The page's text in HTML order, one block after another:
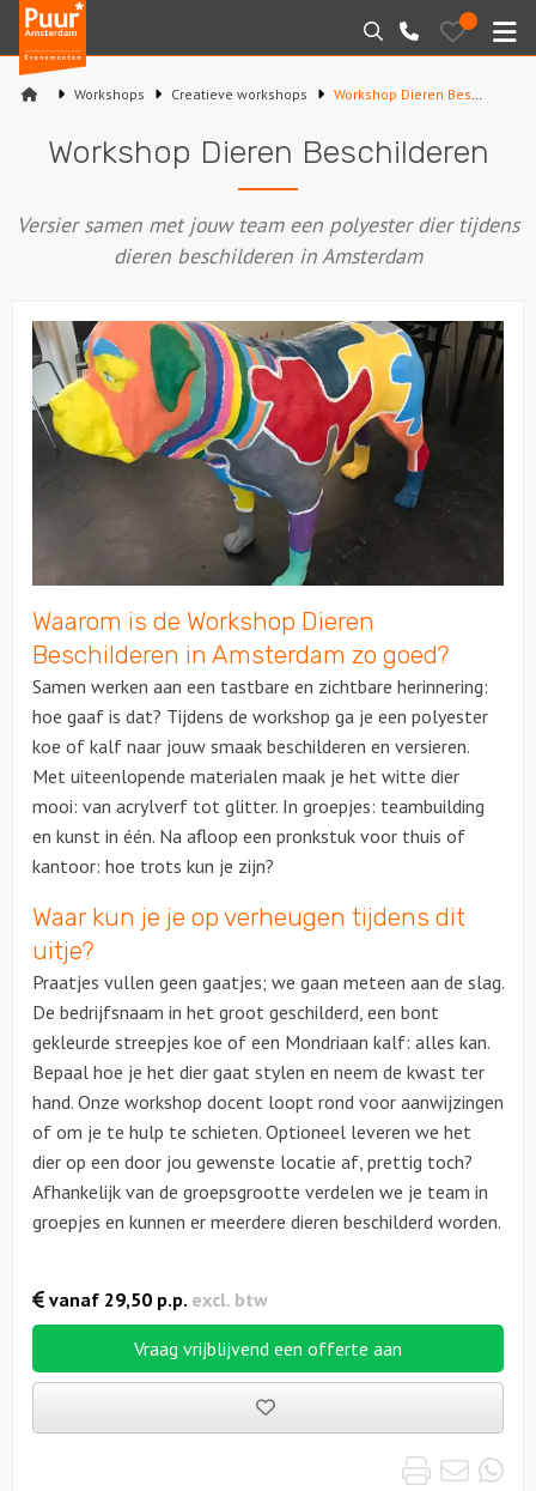
Puur*
Amsterdam
bedrijfsuitjes
Zoeken
020-
6260016
Bewaarde
uitjes
Varen
Workshops
Rondleidingen
Locaties
Feesten
Over ons
Workshops Creatieve workshops Workshop Dieren Beschilderen
Workshop Dieren Beschilderen
Versier samen met jouw team een polyester dier tijdens
dieren beschilderen in Amsterdam
Waarom is de Workshop Dieren
Beschilderen in Amsterdam zo goed?
Samen werken aan een tastbare en zichtbare herinnering:
hoe gaaf is dat? Tijdens de workshop ga je een polyester
koe of kalf naar jouw smaak beschilderen en versieren.
Met uiteenlopende materialen maak je het witte dier
mooi: van acrylverf tot glitter. In groepjes: teambuilding
en kunst in één. Na afloop een pronkstuk voor thuis of
kantoor: hoe trots kun je zijn?
Waar kun je je op verheugen tijdens dit
uitje?
Praatjes vullen geen gaatjes; we gaan meteen aan de slag.
De bedrijfsnaam in het groot geschilderd, een bont
gekleurde streepjes koe of een Mondriaan kalf: alles kan.
Bepaal hoe je het dier gaat stylen en neem de kwast ter
hand. Onze workshop docent loopt rond voor aanwijzingen
of om je te hulp te schieten. Optioneel leveren we het
dier op een door jou gewenste locatie af, prettig toch?
Afhankelijk van de groepsgrootte verdelen we je team in
groepjes en kunnen er meerdere dieren beschilderd worden.
Vraag vrijblijvend een offerte aan
uitjes
vanaf 29,50 p.p. excl. btw
Print